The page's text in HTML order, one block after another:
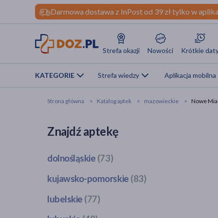
Darmowa dostawa z InPost od 39 zł tylko w
Strefa okazji Nowości Krótkie
KATEGORIE Strefa wiedzy Aplikacja mobilna
Strona główna Katalog aptek mazowieckie Nowe
Znajdź aptekę
dolnośląskie (73)
Bogatynia(1)
Głogów (3)
kujawsko-pomorskie (83)
Bobrowo(1)
lubelskie (77)